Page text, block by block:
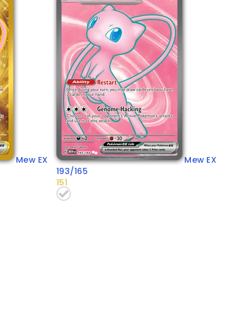
Mew EX
Mew EX
193/165
151